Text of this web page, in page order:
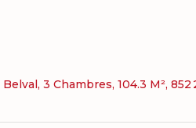
3 Chambres, 104.3 M², 852